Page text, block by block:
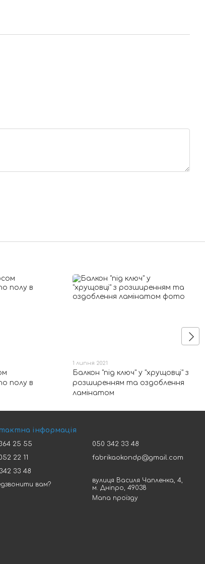
полу в
1 липня 2021
Балкон "під ключ" у "хрущовці" з
розширенням та оздоблення
ламінатом
інформація
25 55
22 11
33 48
вам?
050 342 33 48
fabrikaokondp@gmail.com
вулиця Василя Чапленка, 4,
м. Дніпро, 49038
Мапа проїзду